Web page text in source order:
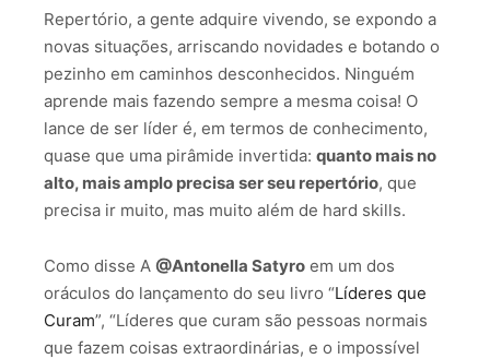
Repertório, a gente adquire vivendo, se expondo a
novas situações, arriscando novidades e botando o
pezinho em caminhos desconhecidos. Ninguém
aprende mais fazendo sempre a mesma coisa! O
lance de ser líder é, em termos de conhecimento,
quase que uma pirâmide invertida: quanto mais no
alto, mais amplo precisa ser seu repertório, que
precisa ir muito, mas muito além de hard skills.
Como disse A @Antonella Satyro em um dos
oráculos do lançamento do seu livro “Líderes que
Curam”, “Líderes que curam são pessoas normais
que fazem coisas extraordinárias, e o impossível